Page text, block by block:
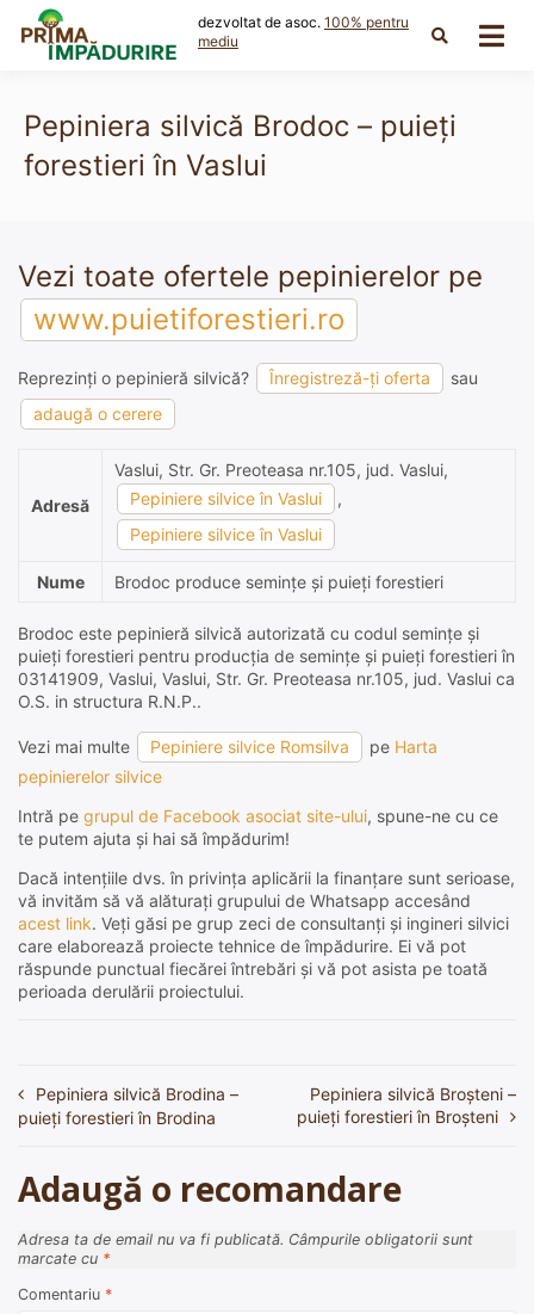
content
dezvoltat de asoc. 100% pentru
mediu
Pepiniera silvică Brodoc – puieți
forestieri în Vaslui
Vezi toate ofertele pepinierelor pe
www.puietiforestieri.ro
Reprezinți o pepinieră silvică? Înregistreză-ți oferta
sau
adaugă o cerere
Adresă
Vaslui, Str. Gr. Preoteasa nr.105, jud. Vaslui,
Pepiniere silvice în Vaslui
,
Pepiniere silvice în Vaslui
Nume Brodoc produce semințe și puieți forestieri
Brodoc este pepinieră silvică autorizată cu codul semințe și
puieți forestieri pentru producția de semințe și puieți forestieri în
03141909, Vaslui, Vaslui, Str. Gr. Preoteasa nr.105, jud. Vaslui ca
O.S. in structura R.N.P..
Vezi mai multe Pepiniere silvice Romsilva pe Harta
pepinierelor silvice
Intră pe grupul de Facebook asociat site-ului, spune-ne cu ce
te putem ajuta și hai să împădurim!
Dacă intențiile dvs. în privința aplicării la finanțare sunt serioase,
vă invităm să vă alăturați grupului de Whatsapp accesând
acest link. Veți găsi pe grup zeci de consultanți și ingineri silvici
care elaborează proiecte tehnice de împădurire. Ei vă pot
răspunde punctual fiecărei întrebări și vă pot asista pe toată
perioada derulării proiectului.
Navigare
articole
Pepiniera silvică Brodina –
puieți forestieri în Brodina
Pepiniera silvică Broşteni –
puieți forestieri în Broşteni
Adaugă o recomandare
Adresa ta de email nu va fi publicată. Câmpurile obligatorii sunt
marcate cu *
Comentariu *